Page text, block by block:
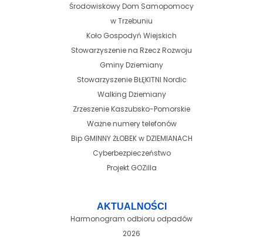
Środowiskowy Dom Samopomocy
w Trzebuniu
Koło Gospodyń Wiejskich
Stowarzyszenie na Rzecz Rozwoju
Gminy Dziemiany
Stowarzyszenie BŁĘKITNI Nordic
Walking Dziemiany
Zrzeszenie Kaszubsko-Pomorskie
Ważne numery telefonów
Bip GMINNY ŻŁOBEK w DZIEMIANACH
Cyberbezpieczeństwo
Projekt GOZilla
AKTUALNOŚCI
Harmonogram odbioru odpadów
2026